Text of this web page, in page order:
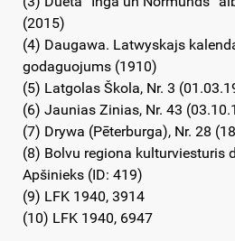
(2015)
(4) Daugawa. Latwyskajs
godaguojums (1910)
(5) Latgolas Škola, Nr. 3
(6) Jaunias Zinias, Nr. 43
(7) Drywa (Pēterburga), Nr. 28
(8) Bolvu regiona kulturviesturis
Apšinieks (ID: 419)
(9) LFK 1940, 3914
(10) LFK 1940, 6947